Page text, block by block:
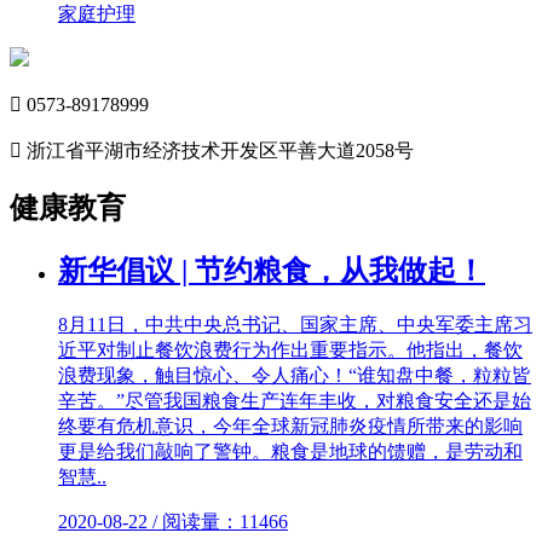
家庭护理
 0573-89178999
 浙江省平湖市经济技术开发区平善大道2058号
健康教育
新华倡议 | 节约粮食，从我做起！
8月11日，中共中央总书记、国家主席、中央军委主席习
近平对制止餐饮浪费行为作出重要指示。他指出，餐饮
浪费现象，触目惊心、令人痛心！“谁知盘中餐，粒粒皆
辛苦。”尽管我国粮食生产连年丰收，对粮食安全还是始
终要有危机意识，今年全球新冠肺炎疫情所带来的影响
更是给我们敲响了警钟。粮食是地球的馈赠，是劳动和
智慧..
2020-08-22 / 阅读量：11466